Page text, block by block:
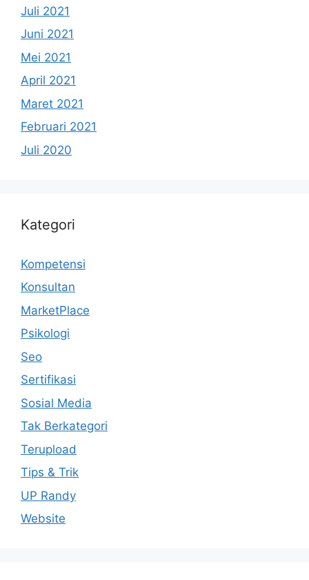
Juli 2021
Juni 2021
Mei 2021
April 2021
Maret 2021
Februari 2021
Juli 2020
Kategori
Kompetensi
Konsultan
MarketPlace
Psikologi
Seo
Sertifikasi
Sosial Media
Tak Berkategori
Terupload
Tips & Trik
UP Randy
Website